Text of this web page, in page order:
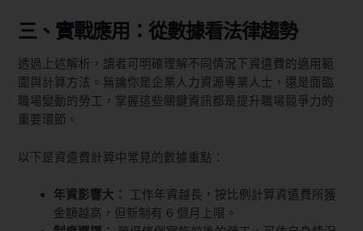
三、實戰應用：從數據看法律趨勢
透過上述解析，讀者可明確理解不同情況下資遣費的適用範
圍與計算方法。無論你是企業人力資源專業人士，還是面臨
職場變動的勞工，掌握這些關鍵資訊都是提升職場競爭力的
重要環節。
以下是資遣費計算中常見的數據重點：
年資影響大： 工作年資越長，按比例計算資遣費所獲
金額越高，但新制有 6 個月上限。